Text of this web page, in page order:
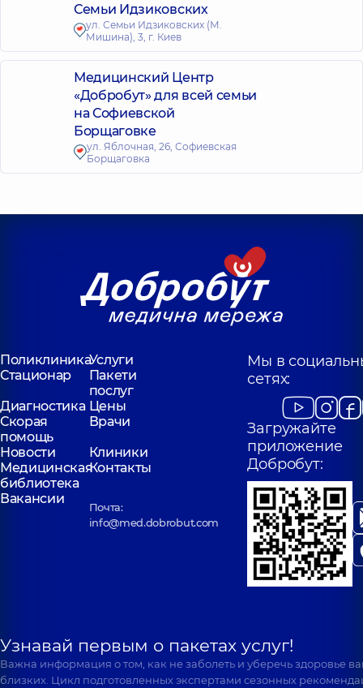
Семьи Идзиковских
ул. Семьи Идзиковских (М.
Мишина), 3, г. Киев
Медицинский Центр
«Добробут» для всей семьи
на Софиевской
Борщаговке
ул. Яблочная, 26, Софиевская
Борщаговка
ПоликлиникаУслуги
Стационар
Пакети
послуг
Диагностика Цены
Скорая
помощь
Врачи
Новости
Клиники
Медицинская
библиотека
Контакты
Вакансии
Почта:
info@med.dobrobut.com
Мы в
сетях:
Загружайте
приложение
Добробут:
Узнавай первым о пакетах услуг!
Важна информация о том, как не заболеть и уберечь здоровье
близких. Цикл подготовленных экспертами сезонных